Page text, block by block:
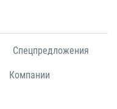
Спецпредложения
Компании